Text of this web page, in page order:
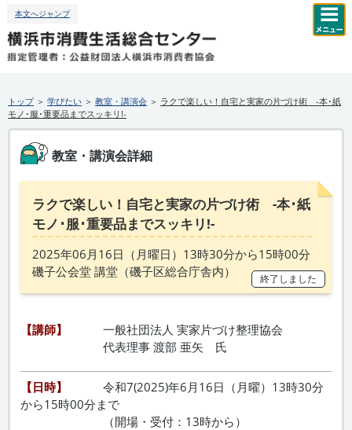
本文へジャンプ
トップ＞ 学びたい ＞ 教室・講演会 ＞ ラクで楽しい！自宅と実家の片づけ術 -本･紙
モノ･服･重要品までスッキリ!-
教室・講演会詳細
ラクで楽しい！自宅と実家の片づけ術 -本･紙
モノ･服･重要品までスッキリ!-
2025年06月16日（ 月曜日）13時30分から15時00分
磯子公会堂 講堂（磯子区総合庁舎内）
終了しました
【講師】 一般社団法人 実家片づけ整理協会
代表理事 渡部 亜矢 氏
【日時】
令和7(2025)年6月16日（月曜）13時30分
から15時00分まで
（開場・受付：13時から）